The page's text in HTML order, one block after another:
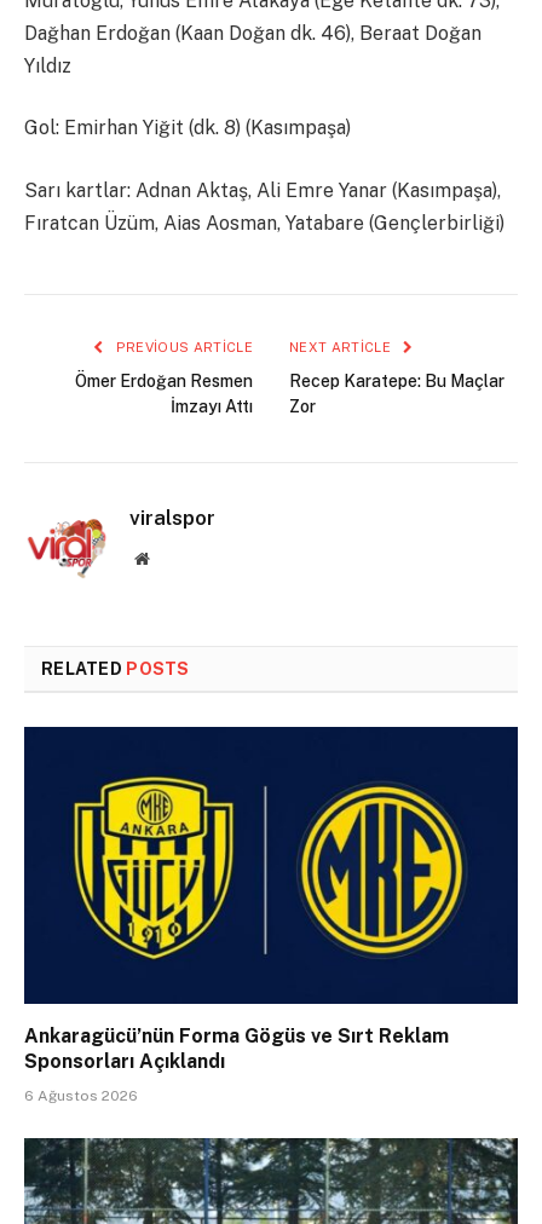
Dağhan Erdoğan (Kaan Doğan dk. 46), Beraat Doğan
Yıldız
Gol: Emirhan Yiğit (dk. 8) (Kasımpaşa)
Sarı kartlar: Adnan Aktaş, Ali Emre Yanar (Kasımpaşa),
Fıratcan Üzüm, Aias Aosman, Yatabare (Gençlerbirliği)
PREVIOUS ARTICLE
Ömer Erdoğan Resmen
İmzayı Attı
NEXT ARTICLE
Recep Karatepe: Bu Maçlar
Zor
viralspor
Website
RELATED POSTS
Ankaragücü’nün Forma Gögüs ve Sırt Reklam
Sponsorları Açıklandı
6 Ağustos 2026